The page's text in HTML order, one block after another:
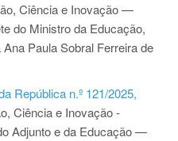
Ciência e Inovação —
do Ministro da Educação,
Paula Sobral Ferreira de
República n.º 121/2025,
Ciência e Inovação -
Adjunto e da Educação —